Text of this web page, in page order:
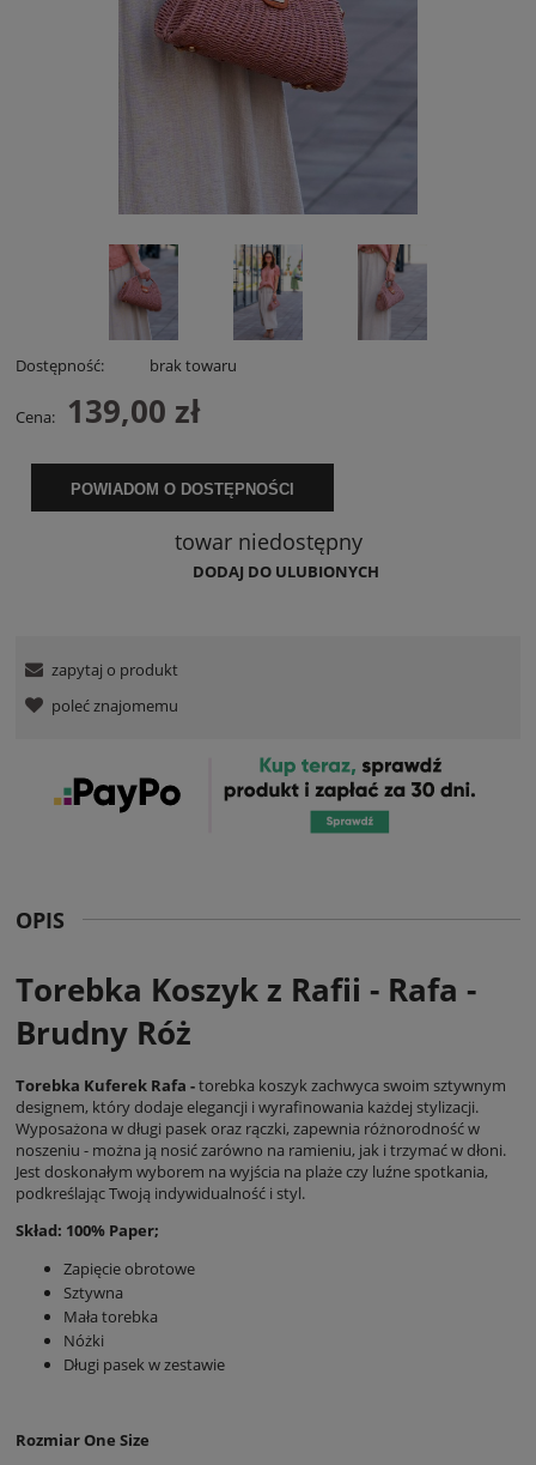
Dostępność: brak towaru
Cena: 139,00 zł
POWIADOM O DOSTĘPNOŚCI
towar niedostępny
DODAJ DO ULUBIONYCH
zapytaj o produkt
poleć znajomemu
OPIS
Torebka Koszyk z Rafii - Rafa -
Brudny Róż
Torebka Kuferek Rafa -torebka koszyk zachwyca swoim sztywnym
designem, który dodaje elegancji i wyrafinowania każdej stylizacji.
Wyposażona w długi pasek oraz rączki, zapewnia różnorodność w
noszeniu - można ją nosić zarówno na ramieniu, jak i trzymać w dłoni.
Jest doskonałym wyborem na wyjścia na plaże czy luźne spotkania,
podkreślając Twoją indywidualność i styl.
Skład: 100% Paper;
Zapięcie obrotowe
Sztywna
Mała torebka
Nóżki
Długi pasek w zestawie
Rozmiar One Size